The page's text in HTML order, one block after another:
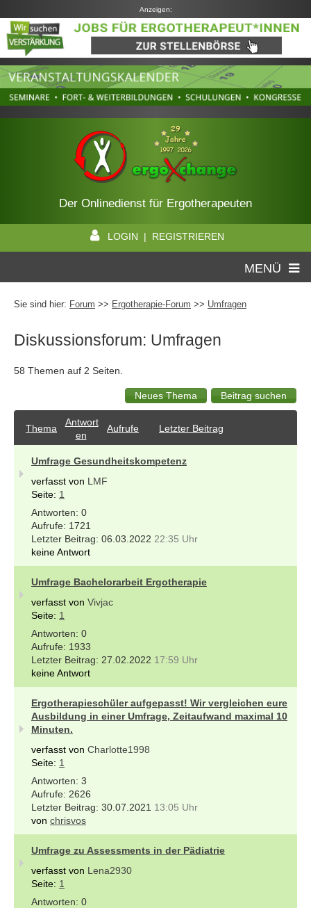
Anzeigen:
Der Onlinedienst für Ergotherapeuten
LOGIN | REGISTRIEREN
MENÜ
Sie sind hier: Forum >> Ergotherapie-Forum >> Umfragen
Diskussionsforum: Umfragen
58 Themen auf 2 Seiten.
Thema
Antwort
en
Aufrufe Letzter Beitrag
Umfrage Gesundheitskompetenz
verfasst von LMF
Seite: 1
0
1721
06.03.2022 22:35 Uhr
keine Antwort
Umfrage Bachelorarbeit Ergotherapie
verfasst von Vivjac
Seite: 1
0
1933
27.02.2022 17:59 Uhr
keine Antwort
Ergotherapieschüler aufgepasst! Wir vergleichen eure
Ausbildung in einer Umfrage, Zeitaufwand maximal 10
Minuten.
verfasst von Charlotte1998
Seite: 1
3
2626
30.07.2021 13:05 Uhr
von chrisvos
Umfrage zu Assessments in der Pädiatrie
verfasst von Lena2930
Seite: 1
0